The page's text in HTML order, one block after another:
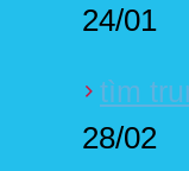
24/01
tìm
28/02